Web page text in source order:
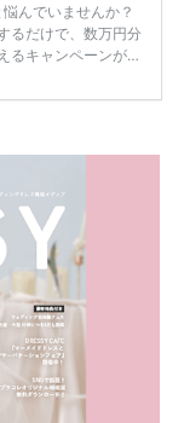
んでいませんか？
るだけで、数万円分
るキャンペーンがあ
しまうことも……。
・注意点 「どこが
」といった疑問も
絞れる「ウェディ
続きを読む